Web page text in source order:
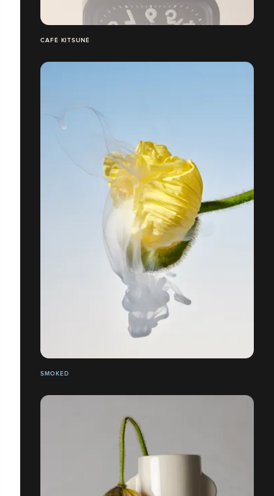
CAFÉ KITSUNÉ
SMOKED